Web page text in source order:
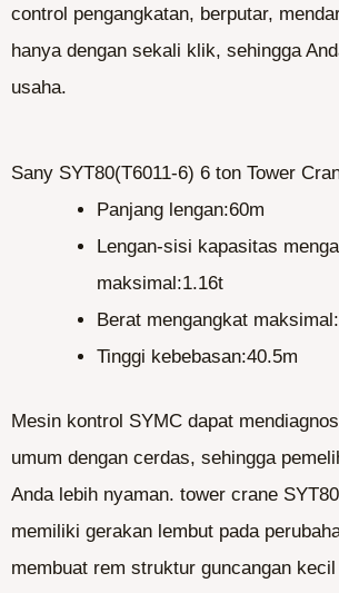
control pengangkatan, berputar,
hanya dengan sekali klik, sehingga
usaha.
Sany SYT80(T6011-6) 6 ton Tower
Panjang lengan:60m
Lengan-sisi kapasitas
maksimal:1.16t
Berat mengangkat
Tinggi kebebasan:40.5m
Mesin kontrol SYMC dapat
umum dengan cerdas, sehingga
Anda lebih nyaman. tower crane
memiliki gerakan lembut pada
membuat rem struktur guncangan